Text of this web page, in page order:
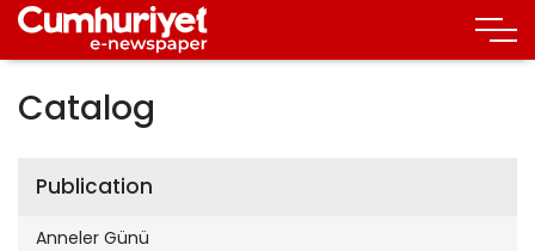
Catalog
Publication
Anneler Günü